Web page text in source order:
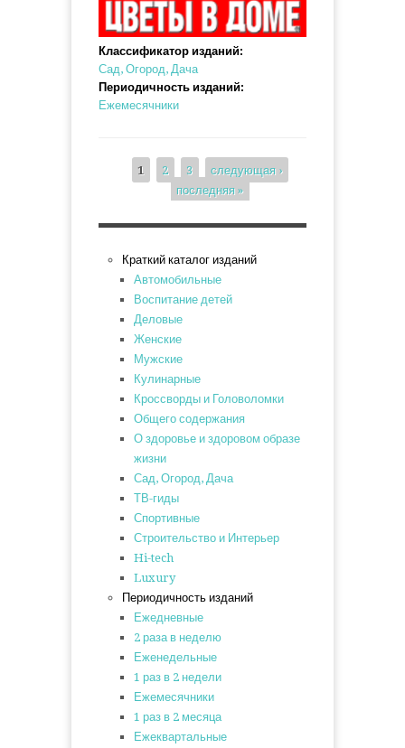
Классификатор изданий:
Сад, Огород, Дача
Периодичность изданий:
Ежемесячники
Страницы
1 2 3
следующая ›
последняя »
Краткий каталог изданий
Автомобильные
Воспитание детей
Деловые
Женские
Мужские
Кулинарные
Кроссворды и Головоломки
Общего содержания
О здоровье и здоровом образе
жизни
Сад, Огород, Дача
ТВ-гиды
Спортивные
Строительство и Интерьер
Hi-tech
Luxury
Периодичность изданий
Ежедневные
2 раза в неделю
Еженедельные
1 раз в 2 недели
Ежемесячники
1 раз в 2 месяца
Ежеквартальные